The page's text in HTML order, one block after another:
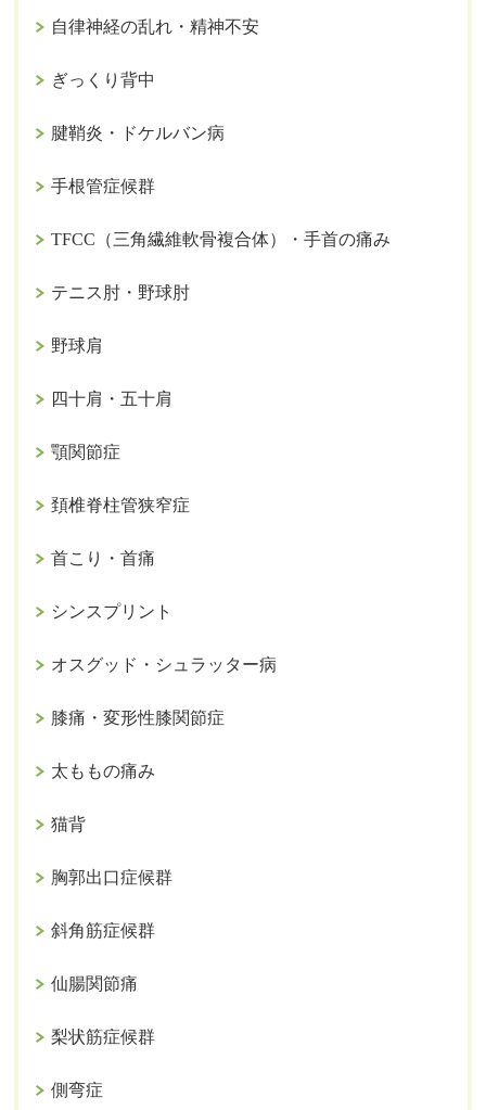
自律神経の乱れ・精神不安
ぎっくり背中
腱鞘炎・ドケルバン病
手根管症候群
TFCC（三角繊維軟骨複合体）・手首の痛み
テニス肘・野球肘
野球肩
四十肩・五十肩
顎関節症
頚椎脊柱管狭窄症
首こり・首痛
シンスプリント
オスグッド・シュラッター病
膝痛・変形性膝関節症
太ももの痛み
猫背
胸郭出口症候群
斜角筋症候群
仙腸関節痛
梨状筋症候群
側弯症